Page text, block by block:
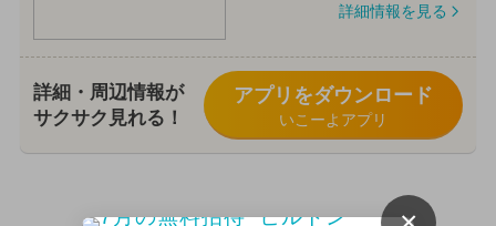
詳細情報を見る
詳細・周辺情報が
サクサク見れる！
アプリをダウンロード
いこーよアプリ